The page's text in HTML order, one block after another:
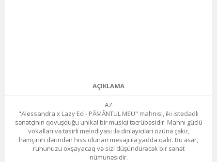
AÇIKLAMA
AZ
"Alessandra x Lazy Ed - PĂMÂNTUL MEU" mahnısı, iki istedadlı
sənətçinin qovuşduğu unikal bir musiqi təcrübəsidir. Mahnı güclü
vokalları və təsirli melodiyası ilə dinləyiciləri özünə çəkir,
həmçinin dərindən hiss olunan mesajı ilə yadda qalır. Bu əsər,
ruhunuzu oxşayacaq və sizi düşündürəcək bir sənət
nümunəsidir.